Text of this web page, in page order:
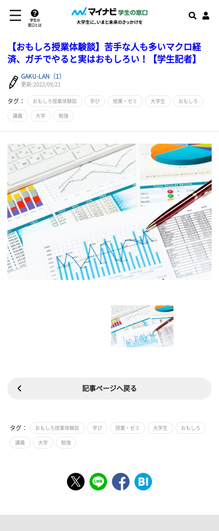
学生の
窓口とは
【おもしろ授業体験談】苦手な人も多いマクロ経
済、ガチでやると実はおもしろい！【学生記者】
GAKU-LAN（1）
更新:2022/09/21
タグ： おもしろ授業体験談 学び 授業・ゼミ 大学生 おもしろ
講義 大学 勉強
記事ページへ戻る
タグ： おもしろ授業体験談 学び 授業・ゼミ 大学生 おもしろ
講義 大学 勉強